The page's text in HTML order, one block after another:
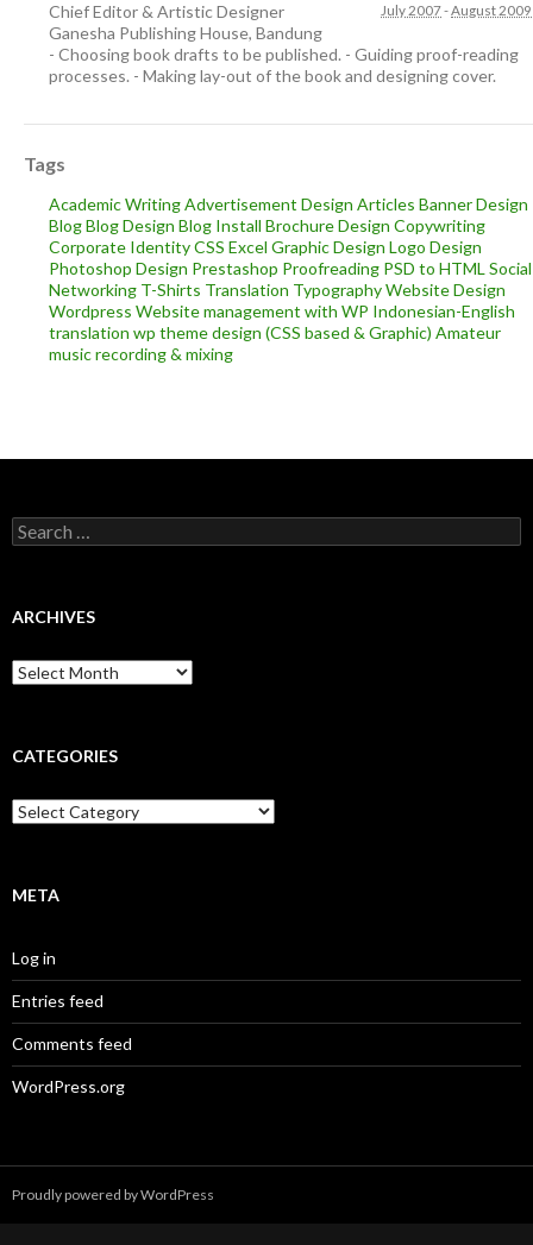
Chief Editor & Artistic Designer
Ganesha Publishing House, Bandung
July 2007-August 2009
- Choosing book drafts to be published. - Guiding proof-reading
processes. - Making lay-out of the book and designing cover.
Tags
Academic WritingAdvertisement Design Articles Banner Design
BlogBlog Design Blog Install Brochure Design Copywriting
Corporate IdentityCSS Excel Graphic Design Logo Design
Photoshop Design Prestashop Proofreading PSD to HTML Social
Networking T-Shirts Translation TypographyWebsite Design
Wordpress Website management with WP Indonesian-English
translation wp theme design (CSS based & Graphic) Amateur
music recording & mixing
Search
for:
ARCHIVES
Archives
CATEGORIES
Categories
META
Log in
Entries feed
Comments feed
WordPress.org
Proudly powered by WordPress